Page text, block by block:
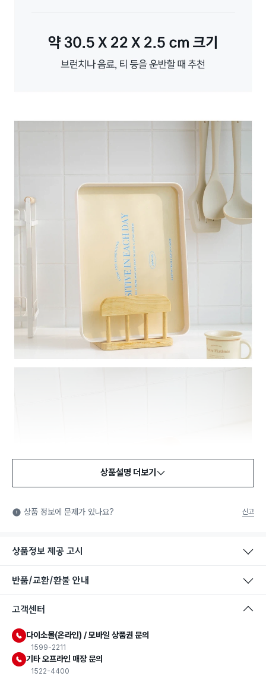
상품설명 더보기
상품 정보에 문제가 있나요? 신고
상품정보 제공 고시
반품/교환/환불 안내
고객센터
다이소몰(온라인) / 모바일 상품권 문의
1599-2211
기타 오프라인 매장 문의
1522-4400